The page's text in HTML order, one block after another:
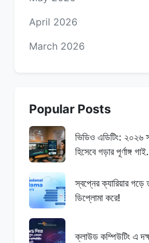
April 2026
March 2026
Popular Posts
ভিডিও এডিটিং: ২০২৬
হিসেবে গড়ার পূর্ণাঙ্গ
স্বপ্নের ক্যারিয়ার
ডিপ্লোমা করে!
ক্লাউড কম্পিউটিং এ